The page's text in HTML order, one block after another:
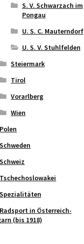
S. V. Schwarzach im
Pongau
U. S. C. Mauterndorf
U. S. V. Stuhlfelden
Steiermark
Tirol
Vorarlberg
Wien
Polen
Schweden
Schweiz
Tschechoslowakei
in Österreich-
(bis 1918)